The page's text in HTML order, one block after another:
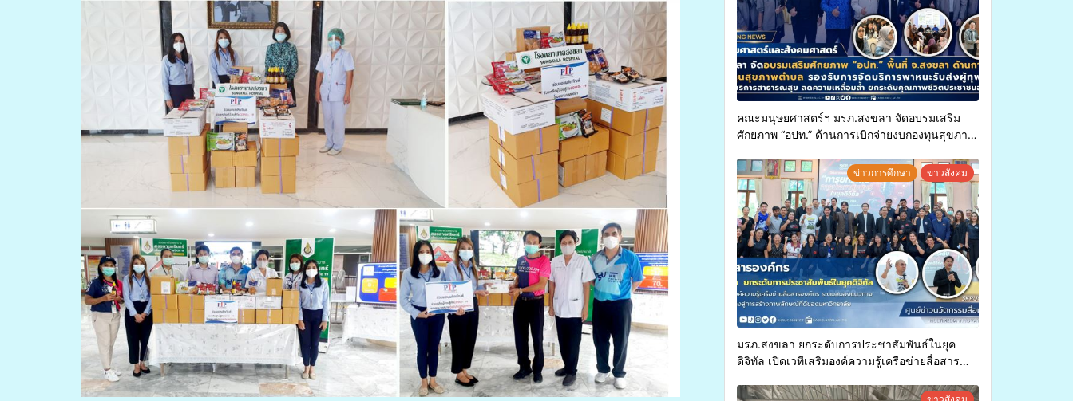
คณะมนุษยศาสตร์ฯ มรภ.สงขลา จัดอบรมเสริม
ศักยภาพ “อปท.” ด้านการเบิกจ่ายงบกองทุนสุขภาพ
ทุพพลภาพเพื่อเข้ารับบริการสาธารณสุข ลดความ
เหลื่อมล้ำ ยกระดับคุณภาพชีวิตประชาชนอย่าง
ยั่งยืน
ข่าวการศึกษา ข่าวสังคม
มรภ.สงขลา ยกระดับการประชาสัมพันธ์ในยุค
ดิจิทัล เปิดเวทีเสริมองค์ความรู้เครือข่ายสื่อสาร
การสร้างภาพลักษณ์ที่ดีของมหาวิทยาลัย